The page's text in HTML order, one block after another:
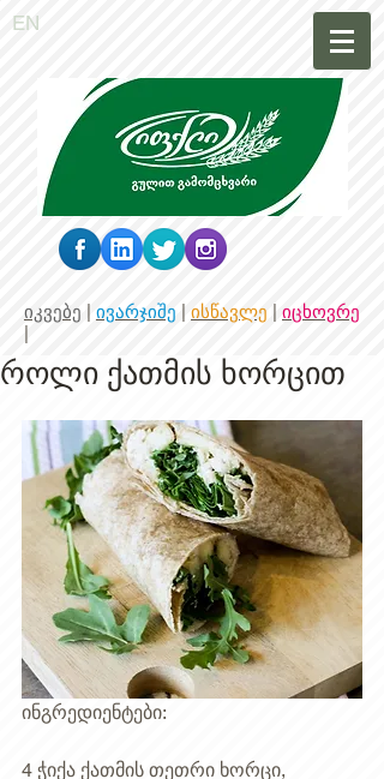
EN
იკვებე ივარჯიშე ისწავლე
იცხოვრე
როლი ქათმის ხორცით
ინგრედიენტები:
4 ჭიქა ქათმის თეთრი ხორცი,